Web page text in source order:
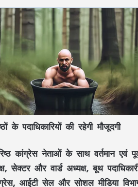
के पदाधिकारियों की रहेगी मौजूदगी
कांग्रेस नेताओं के साथ वर्तमान एवं
सेक्टर और वार्ड अध्यक्ष, बूथ
आईटी सेल और सोशल मीडिया